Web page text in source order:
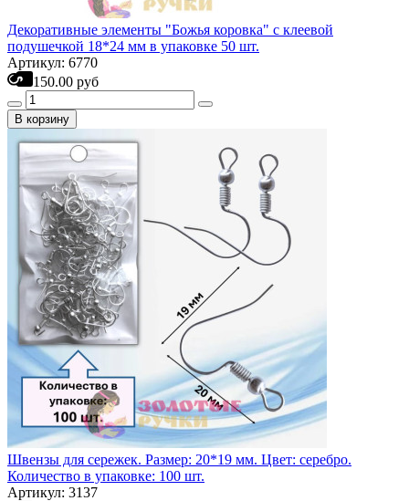
Декоративные элементы "Божья коровка" с клеевой
подушечкой 18*24 мм в упаковке 50 шт.
Артикул: 6770
150.00 руб
В корзину
Швензы для сережек. Размер: 20*19 мм. Цвет: серебро.
Количество в упаковке: 100 шт.
Артикул: 3137